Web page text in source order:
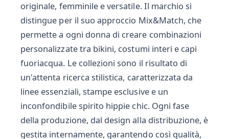
originale, femminile e versatile. Il marchio si
distingue per il suo approccio Mix&Match, che
permette a ogni donna di creare combinazioni
personalizzate tra bikini, costumi interi e capi
fuoriacqua. Le collezioni sono il risultato di
un'attenta ricerca stilistica, caratterizzata da
linee essenziali, stampe esclusive e un
inconfondibile spirito hippie chic. Ogni fase
della produzione, dal design alla distribuzione, è
gestita internamente, garantendo così qualità,